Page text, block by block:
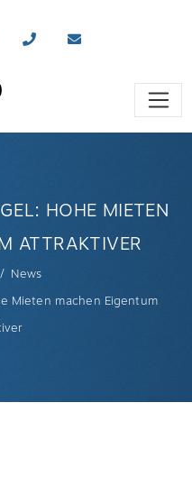
HOHE MIETEN
ATTRAKTIVER
News
Mieten machen Eigentum